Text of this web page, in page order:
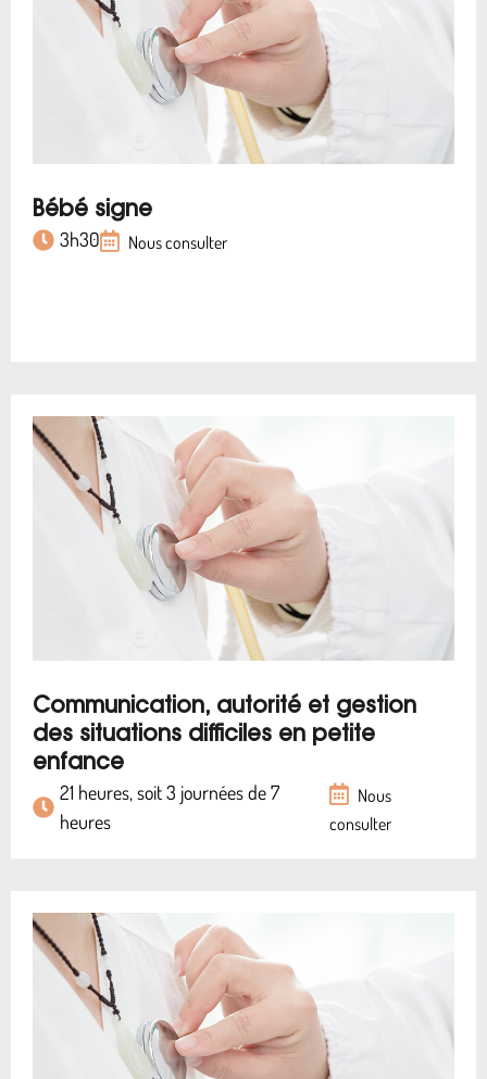
Bébé signe
3h30 Nous consulter
Communication, autorité et gestion
des situations difficiles en petite
enfance
21 heures, soit 3 journées de 7
heures
Nous
consulter